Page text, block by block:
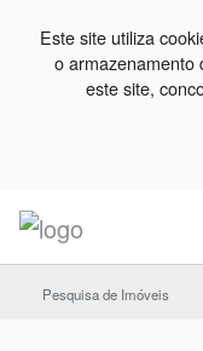
Este site utiliza
o armazenamento
este site,
Pesquisa de Imóveis